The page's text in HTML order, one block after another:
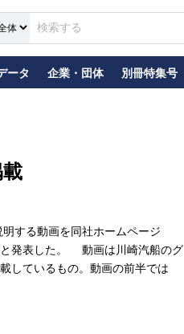
ータ 企業・団体 別冊特集号
する動画を同社ホームページ
と発表した。 動画は川崎汽船のグ
しているもの。動画の前半では